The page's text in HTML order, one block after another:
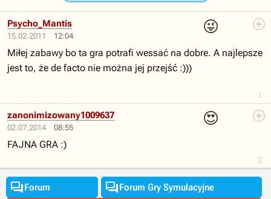
15.02.2011 12:04
😜
1
Psycho_Mantis
Miłej zabawy bo ta gra potrafi wessać na dobre. A najlepsze
jest to, że de facto nie można jej przejść :)))
02.07.2014 08:55
😍
2
zanonimizowany1009637
FAJNA GRA :)
Forum Forum Gry Symulacyjne